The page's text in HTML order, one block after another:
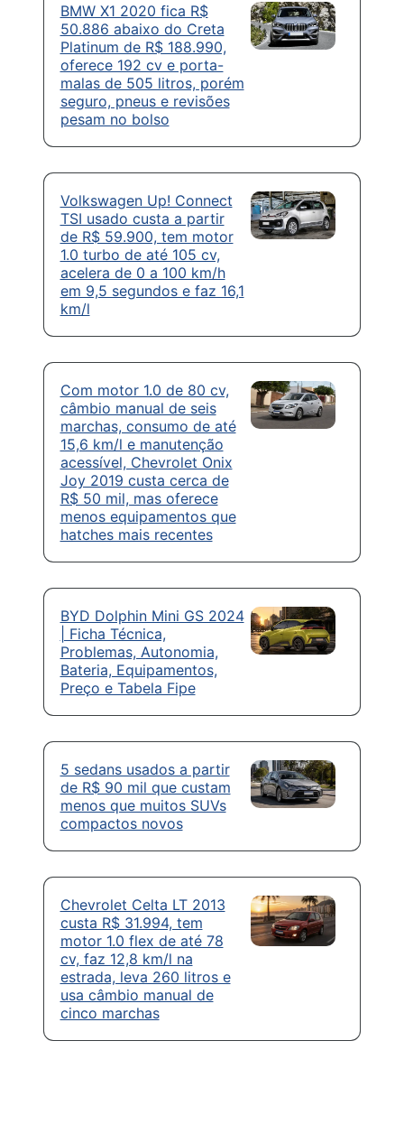
BMW X1 2020 fica R$
50.886 abaixo do Creta
Platinum de R$ 188.990,
oferece 192 cv e porta-
malas de 505 litros, porém
seguro, pneus e revisões
pesam no bolso
Volkswagen Up! Connect
TSI usado custa a partir
de R$ 59.900, tem motor
1.0 turbo de até 105 cv,
acelera de 0 a 100 km/h
em 9,5 segundos e faz 16,1
km/l
Com motor 1.0 de 80 cv,
câmbio manual de seis
marchas, consumo de até
15,6 km/l e manutenção
acessível, Chevrolet Onix
Joy 2019 custa cerca de
R$ 50 mil, mas oferece
menos equipamentos que
hatches mais recentes
BYD Dolphin Mini GS 2024
| Ficha Técnica,
Problemas, Autonomia,
Bateria, Equipamentos,
Preço e Tabela Fipe
5 sedans usados a partir
de R$ 90 mil que custam
menos que muitos SUVs
compactos novos
Chevrolet Celta LT 2013
custa R$ 31.994, tem
motor 1.0 flex de até 78
cv, faz 12,8 km/l na
estrada, leva 260 litros e
usa câmbio manual de
cinco marchas